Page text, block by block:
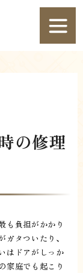
の修理
も負担がかかり
タついたり、
はドアがしっか
家庭でも起こり